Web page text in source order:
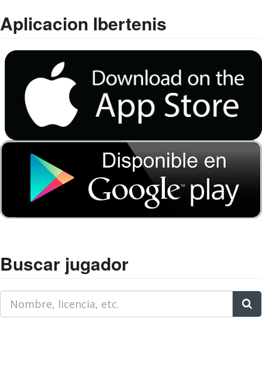
Aplicacion Ibertenis
Buscar jugador